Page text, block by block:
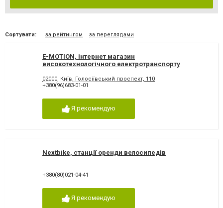
Сортувати: за рейтингом за переглядами
E-MOTION, інтернет магазин
високотехнологічного електротранспорту
02000, Київ, Голосіївський проспект, 110
+380(96)683-01-01
Я рекомендую
Nextbike, станції оренди велосипедів
+380(80)021-04-41
Я рекомендую